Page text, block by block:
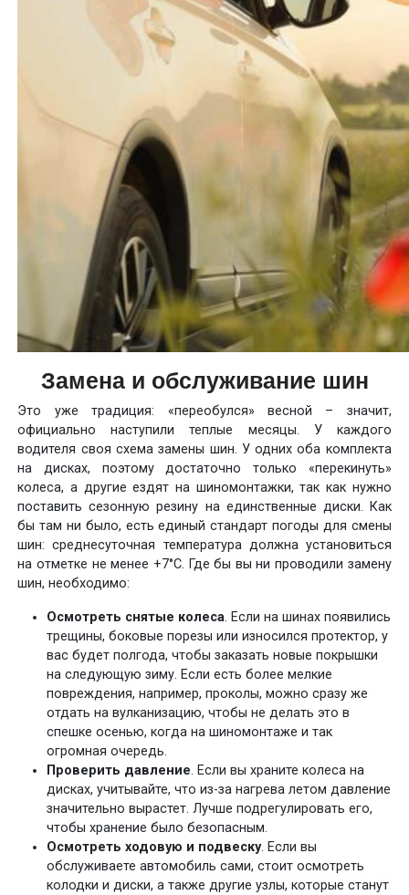
Замена и обслуживание шин
Это уже традиция: «переобулся» весной – значит,
официально наступили теплые месяцы. У каждого
водителя своя схема замены шин. У одних оба комплекта
на дисках, поэтому достаточно только «перекинуть»
колеса, а другие ездят на шиномонтажки, так как нужно
поставить сезонную резину на единственные диски. Как
бы там ни было, есть единый стандарт погоды для смены
шин: среднесуточная температура должна установиться
на отметке не менее +7°C. Где бы вы ни проводили замену
шин, необходимо:
Осмотреть снятые колеса. Если на шинах появились
трещины, боковые порезы или износился протектор, у
вас будет полгода, чтобы заказать новые покрышки
на следующую зиму. Если есть более мелкие
повреждения, например, проколы, можно сразу же
отдать на вулканизацию, чтобы не делать это в
спешке осенью, когда на шиномонтаже и так
огромная очередь.
Проверить давление. Если вы храните колеса на
дисках, учитывайте, что из-за нагрева летом давление
значительно вырастет. Лучше подрегулировать его,
чтобы хранение было безопасным.
Осмотреть ходовую и подвеску. Если вы
обслуживаете автомобиль сами, стоит осмотреть
колодки и диски, а также другие узлы, которые станут